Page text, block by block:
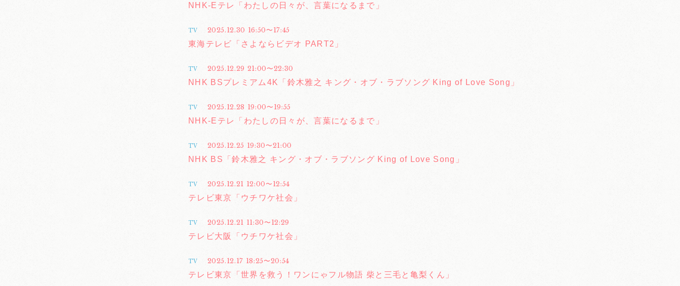
NHK-Eテレ「わたしの日々が、言葉になるまで」
TV
2025.12.30 16:50〜17:45
東海テレビ「さよならビデオ PART2」
TV
2025.12.29 21:00〜22:30
NHK BSプレミアム4K「鈴木雅之 キング・オブ・ラブソング King of Love Song」
TV
2025.12.28 19:00〜19:55
NHK-Eテレ「わたしの日々が、言葉になるまで」
TV
2025.12.25 19:30〜21:00
NHK BS「鈴木雅之 キング・オブ・ラブソング King of Love Song」
TV
2025.12.21 12:00〜12:54
テレビ東京「ウチワケ社会」
TV
2025.12.21 11:30〜12:29
テレビ大阪「ウチワケ社会」
TV
2025.12.17 18:25〜20:54
テレビ東京「世界を救う！ワンにゃフル物語 柴と三毛と亀梨くん」